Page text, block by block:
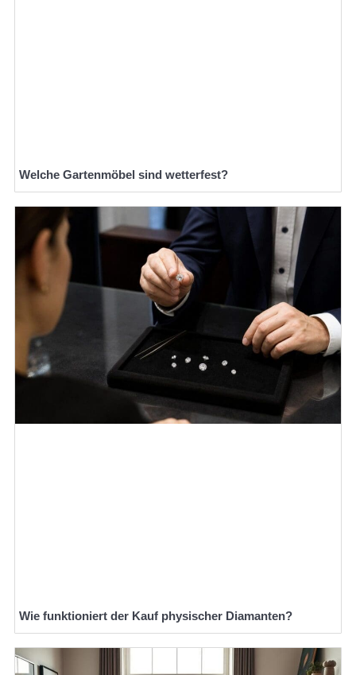
Welche Gartenmöbel sind wetterfest?
Wie funktioniert der Kauf physischer Diamanten?